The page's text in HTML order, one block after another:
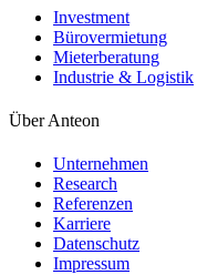
Investment
Bürovermietung
Mieterberatung
Industrie & Logistik
Über Anteon
Unternehmen
Research
Referenzen
Karriere
Datenschutz
Impressum